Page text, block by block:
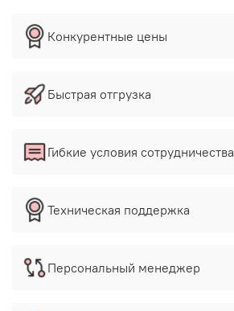
Конкурентные цены
Быстрая отгрузка
Гибкие условия сотрудничества
Техническая поддержка
Персональный менеджер